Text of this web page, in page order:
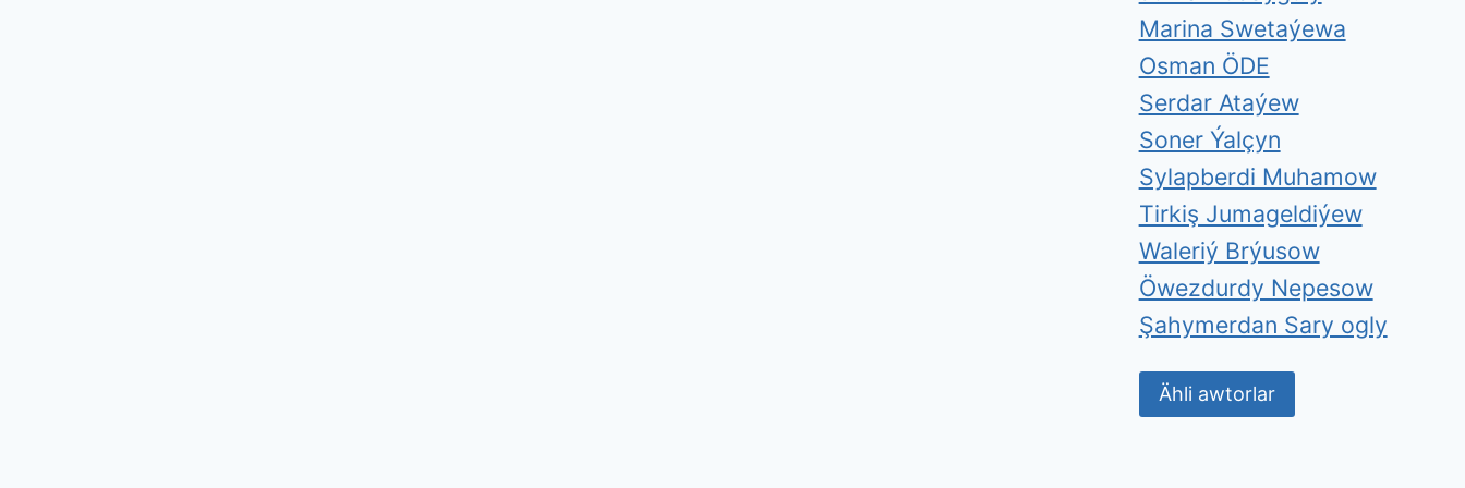
Marina Swetaýewa
Osman ÖDE
Serdar Ataýew
Soner Ýalçyn
Sylapberdi Muhamow
Tirkiş Jumageldiýew
Waleriý Brýusow
Öwezdurdy Nepesow
Şahymerdan Sary ogly
Ähli awtorlar